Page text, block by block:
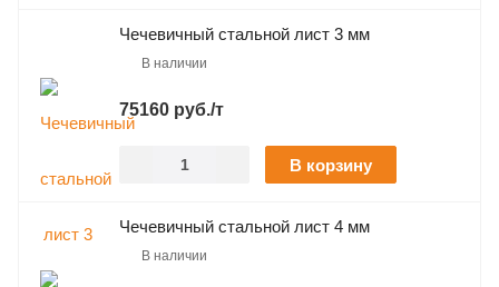
Чечевичный стальной лист 3 мм
В наличии
75160 руб./т
В корзину
Чечевичный стальной лист 4 мм
В наличии